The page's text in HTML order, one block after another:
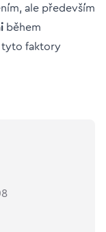
ale především
během
tyto faktory